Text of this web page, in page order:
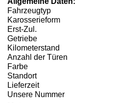
Fahrzeugtyp
Karosserieform
Erst-Zul.
Getriebe
Kilometerstand
Anzahl der Türen
Farbe
Standort
Lieferzeit
Unsere Nummer